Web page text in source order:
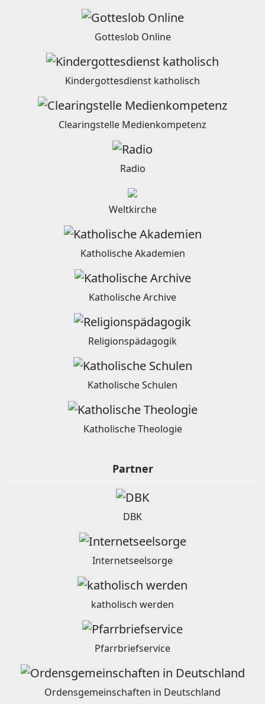
Gotteslob Online
Kindergottesdienst katholisch
Clearingstelle Medienkompetenz
Radio
Weltkirche
Katholische Akademien
Katholische Archive
Religionspädagogik
Katholische Schulen
Katholische Theologie
Partner
DBK
Internetseelsorge
katholisch werden
Pfarrbriefservice
Ordensgemeinschaften in Deutschland